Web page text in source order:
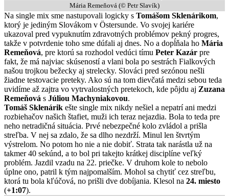
Mária Remeňová (© Petr Slavík)
Na single mix sme nastupovali logicky s Tomášom Sklenárikom,
ktorý je jediným Slovákom v Östersunde. Vo svojej kariére
ukazoval pred vypuknutím zdravotných problémov pekný progres,
takže v potvrdenie toho sme dúfali aj dnes. No a dopĺňala ho Mária
Remeňová, pre ktorú sa rozhodol vedúci tímu Peter Kazár pre
fakt, že má najviac skúseností a vlani bola po sestrách Fialkových
našou trojkou bežecky aj strelecky. Slováci pred sezónou nešli
žiadne testovacie preteky. Ako sú na tom dievčatá medzi sebou teda
uvidíme až zajtra vo vytrvalostných pretekoch, kde pôjdu aj Zuzana
Remeňová s Júliou Machyniakovou.
Tomáš Sklenárik ešte single mix nikdy nešiel a nepatrí ani medzi
rozbiehačov našich štafiet, muži ich teraz nejazdia. Bola to teda pre
neho netradičná situácia. Prvé nebezpečné kolo zvládol a prišla
streľba. V nej sa zdalo, že sa dlho nezdrží. Minul len štvrtým
výstrelom. No potom ho nie a nie dobiť. Strata tak narástla už na
takmer 40 sekúnd, a to bol pri takejto krátkej disciplíne veľký
problém. Jazdil vzadu na 22. priečke. V druhom kole to nebolo
úplne ono, patril k tým najpomalším. Mohol sa chytiť cez streľbu,
ktorá tu bola kľúčová, no prišli dve dobíjania. Klesol na 24. miesto
(+1:07).